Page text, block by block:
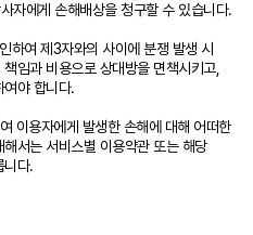
자에게 손해배상을 청구할 수 있습니다.
하여 제3자와의 사이에 분쟁 발생 시
임과 비용으로 상대방을 면책시키고,
여야 합니다.
이용자에게 발생한 손해에 대해 어떠한
서는 서비스별 이용약관 또는 해당
니다.